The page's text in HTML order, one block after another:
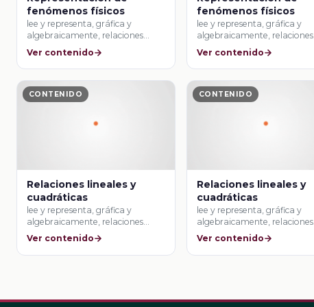
fenómenos físicos
lee y representa, gráfica y
algebraicamente, relaciones
lineales y cuadráticas.
Ver contenido
fenómenos físicos
lee y representa, gráfica y
algebraicamente, relaciones
lineales y cuadráticas.
Ver contenido
CONTENIDO
Relaciones lineales y
cuadráticas
lee y representa, gráfica y
algebraicamente, relaciones
lineales y cuadráticas.
Ver contenido
CONTENIDO
Relaciones lineales y
cuadráticas
lee y representa, gráfica y
algebraicamente, relaciones
lineales y cuadráticas.
Ver contenido